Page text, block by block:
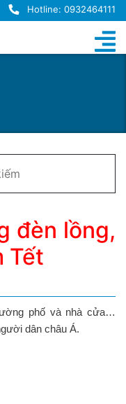
Hotline: 0932464111
đèn lồng,
Tết
phố và nhà cửa…
dân châu Á.